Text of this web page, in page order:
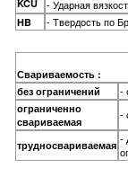
KCU - Ударная
HB - Твердость по
Свариваемость :
без ограничений
-
ограниченно
свариваемая
-
трудносвариваемая -